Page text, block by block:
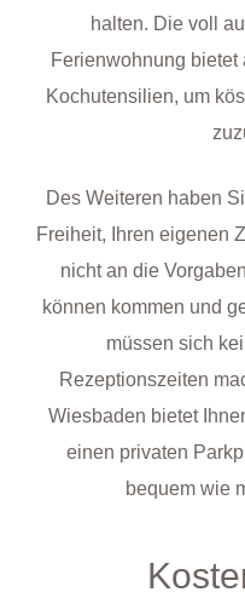
halten. Die voll
Ferienwohnung bietet
Kochutensilien, um
Des Weiteren haben
Freiheit, Ihren eigenen
nicht an die
können kommen und
müssen sich
Rezeptionszeiten
Wiesbaden bietet
einen privaten
bequem wie